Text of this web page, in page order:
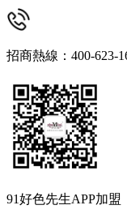
招商熱線：400-623-
91好色先生APP加盟